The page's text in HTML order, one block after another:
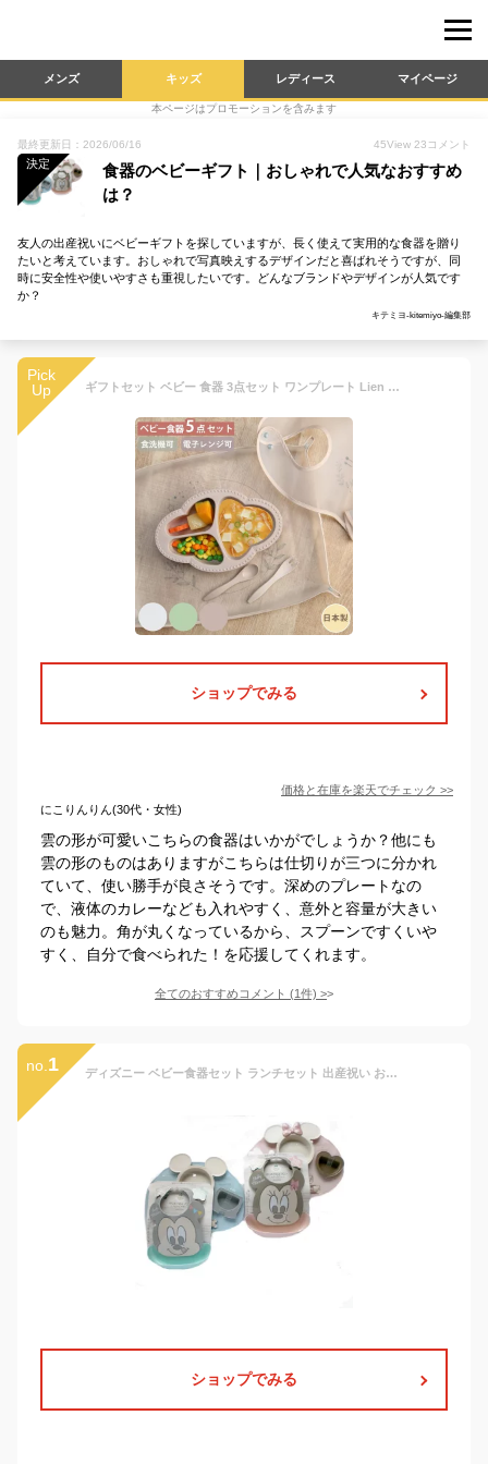
メンズ キッズ レディース マイページ
本ページはプロモーションを含みます
最終更新日：2026/06/16 45View 23 コメント
決定
食器のベビーギフト｜おしゃれで人気なおすすめ
は？
友人の出産祝いにベビーギフトを探していますが、長く使えて実用的な食器を贈り
たいと考えています。おしゃれで写真映えするデザインだと喜ばれそうですが、同
時に安全性や使いやすさも重視したいです。どんなブランドやデザインが人気です
か？
キテミヨ-kitemiyo-編集部
Pick
Up
ギフトセット ベビー 食器 3点セット ワンプレート Lien de famille bien mange （ 出産祝い ギフト セット 贈り物 お祝い ベビーギフトセット 日本製 プレート スプーン フォーク プレゼント 赤ちゃん 女の子 男の子 おしゃれ ）
ショップでみる
価格と在庫を楽天でチェック >>
にこりんりん(30代・女性)
雲の形が可愛いこちらの食器はいかがでしょうか？他にも
雲の形のものはありますがこちらは仕切りが三つに分かれ
ていて、使い勝手が良さそうです。深めのプレートなの
で、液体のカレーなども入れやすく、意外と容量が大きい
のも魅力。角が丸くなっているから、スプーンですくいや
すく、自分で食べられた！を応援してくれます。
全てのおすすめコメント (1件) >
no. 1 ディズニー ベビー食器セット ランチセット 出産祝い お食事エプロン ベビーギフトセット 離乳食 お食い初め 電子レンジ使用可 赤ちゃん 女の子 男の子 ポリプロピレン スモークトーン
ショップでみる